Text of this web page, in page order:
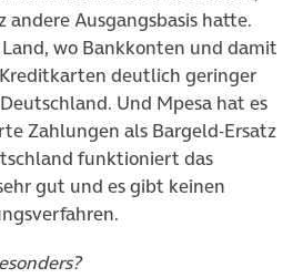
andere Ausgangsbasis hatte.
wo Bankkonten und damit
deutlich geringer
Und Mpesa hat es
Zahlungen als Bargeld-Ersatz
funktioniert das
gut und es gibt keinen